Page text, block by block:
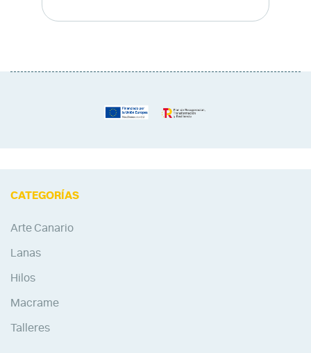
CATEGORÍAS
Arte Canario
Lanas
Hilos
Macrame
Talleres